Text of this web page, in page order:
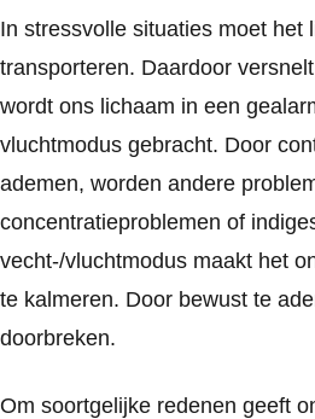
In stressvolle situaties moet het
transporteren. Daardoor
wordt ons lichaam in een
vluchtmodus gebracht. Door
ademen, worden andere
concentratieproblemen of
vecht-/vluchtmodus maakt het
te kalmeren. Door bewust te
doorbreken.
Om soortgelijke redenen geeft